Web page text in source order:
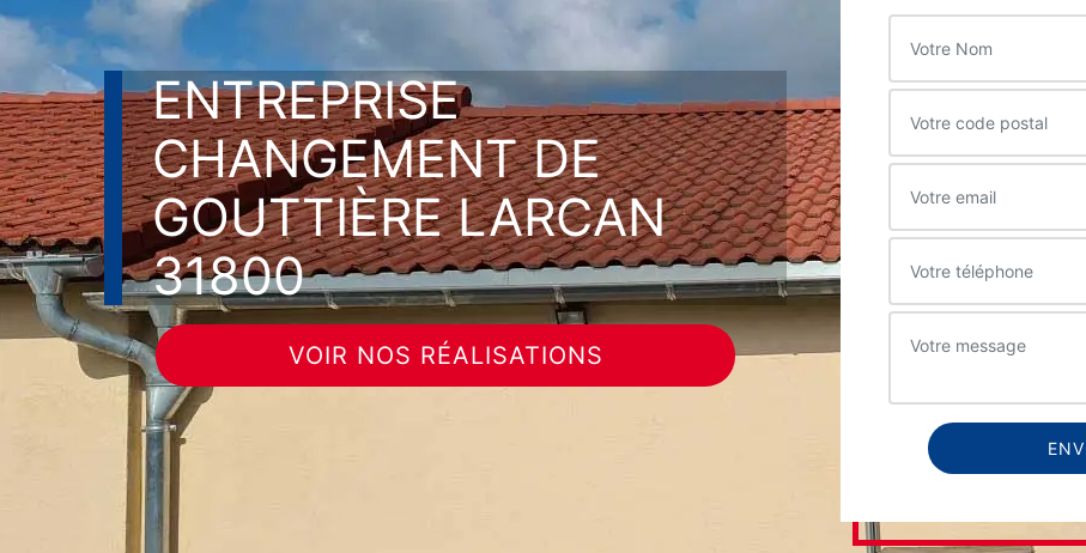
ENTREPRISE
CHANGEMENT DE
GOUTTIÈRE LARCAN
31800
VOIR NOS RÉALISATIONS